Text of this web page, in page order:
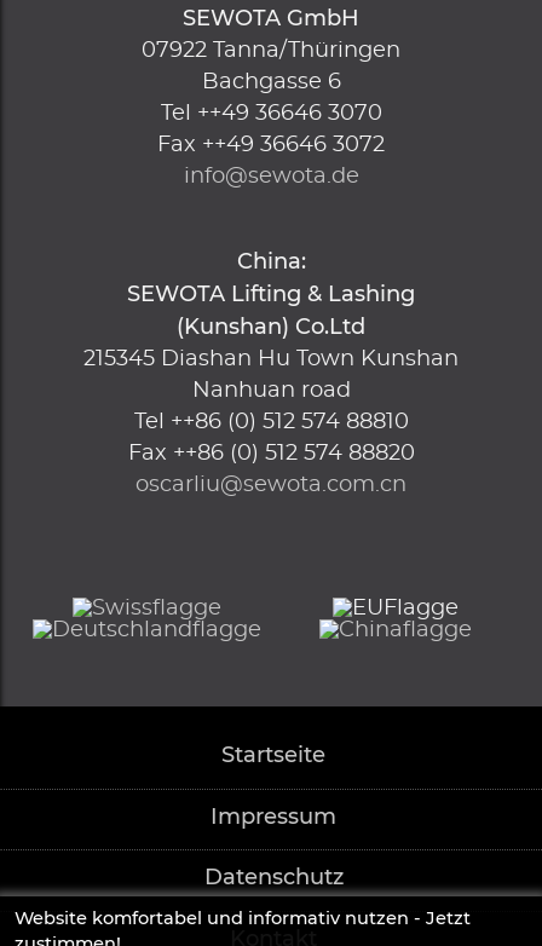
SEWOTA GmbH
07922
Tanna/Thüringen
Bachgasse 6
Tel
++49 36646 3070
Fax ++49 36646 3072
info@sewota.de
China:
SEWOTA Lifting & Lashing
(Kunshan) Co.Ltd
215345 Diashan Hu Town Kunshan
Nanhuan road
Tel
++86 (0) 512 574 88810
Fax ++86 (0) 512 574 88820
oscarliu@sewota.com.cn
Startseite
Impressum
Datenschutz
Website komfortabel und informativ nutzen - Jetzt